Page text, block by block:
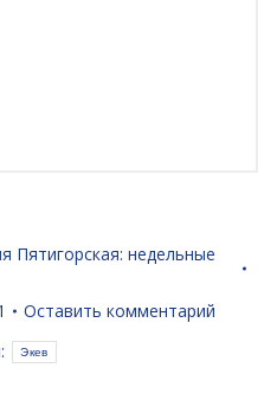
Пятигорская: недельные
Оставить комментарий
Экев